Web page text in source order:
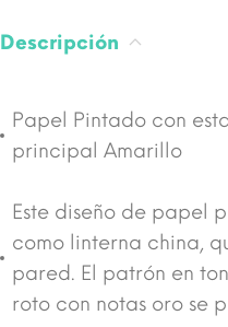
Descripción
Papel Pintado con
principal Amarillo
Este diseño de papel
como linterna china,
pared. El patrón en
roto con notas oro se